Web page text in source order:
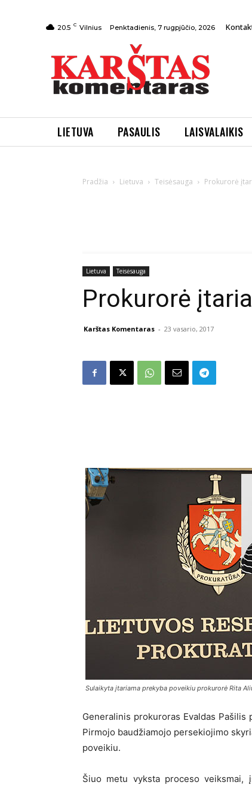
20.5 C Vilnius Penktadienis, 7 rugpjūčio, 2026
LIETUVA PASAULIS LAISVALAIKIS
Pradžia Lietuva Teisėsauga Prokurorė
Lietuva Teisėsauga
Prokurorė
Karštas Komentaras - 23 vasario, 2017
Sulaikyta įtariama prekyba poveikiu prokurorė Rita
Generalinis prokuroras Evaldas
Pirmojo baudžiamojo persekiojimo
poveikiu.
Šiuo metu vyksta proceso veiksmai,